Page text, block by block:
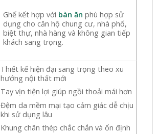
Ghế kết hợp với bàn ăn phù hợp sử
dụng cho căn hộ chung cư, nhà phố,
biệt thự, nhà hàng và không gian tiếp
khách sang trọng.
Thiết kế hiện đại sang trọng theo xu
hướng nội thất mới
Tay vịn tiện lợi giúp ngồi thoải mái hơn
Đệm da mềm mại tạo cảm giác dễ chịu
khi sử dụng lâu
Khung chân thép chắc chắn và ổn định